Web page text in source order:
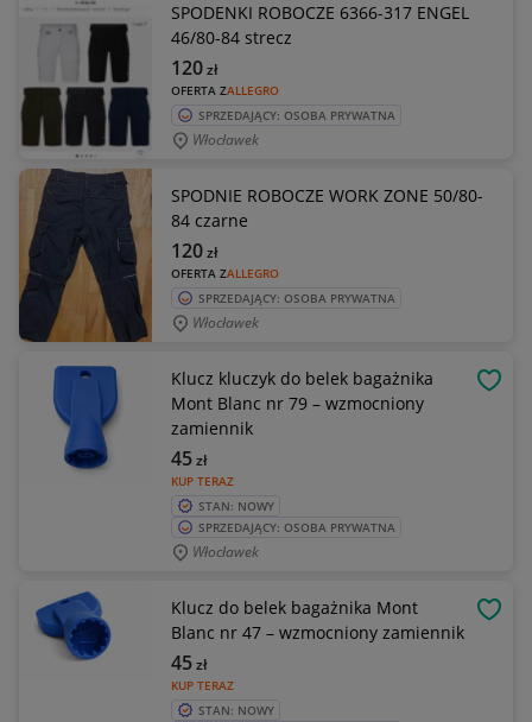
SPODENKI ROBOCZE 6366-317 ENGEL
46/80-84 strecz
OFERTA ZALLEGRO
120zł
SPRZEDAJĄCY: OSOBA PRYWATNA
Włocławek
SPODNIE ROBOCZE WORK ZONE 50/80-
84 czarne
OFERTA ZALLEGRO
120zł
SPRZEDAJĄCY: OSOBA PRYWATNA
Włocławek
Klucz kluczyk do belek bagażnika
Mont Blanc nr 79 – wzmocniony
zamiennik
KUP TERAZ
45zł
STAN: NOWY
SPRZEDAJĄCY: OSOBA PRYWATNA
Włocławek
Klucz do belek bagażnika Mont
Blanc nr 47 – wzmocniony zamiennik
KUP TERAZ
45zł
STAN: NOWY